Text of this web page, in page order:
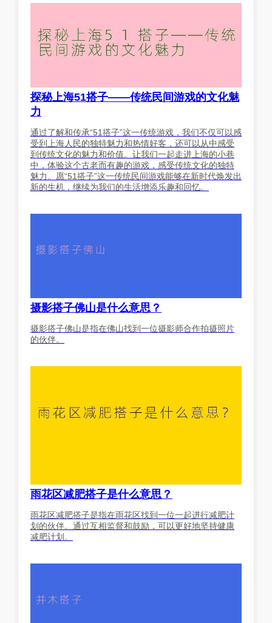
探秘上海51搭子——传统民间游戏的文化魅
力
通过了解和传承“51搭子”这一传统游戏，我们不仅可以感
受到上海人民的独特魅力和热情好客，还可以从中感受
到传统文化的魅力和价值。让我们一起走进上海的小巷
中，体验这个古老而有趣的游戏，感受传统文化的独特
魅力。愿“51搭子”这一传统民间游戏能够在新时代焕发出
新的生机，继续为我们的生活增添乐趣和回忆。
摄影搭子佛山是什么意思？
摄影搭子佛山是指在佛山找到一位摄影师合作拍摄照片
的伙伴。
雨花区减肥搭子是什么意思？
雨花区减肥搭子是指在雨花区找到一位一起进行减肥计
划的伙伴。通过互相监督和鼓励，可以更好地坚持健康
减肥计划。